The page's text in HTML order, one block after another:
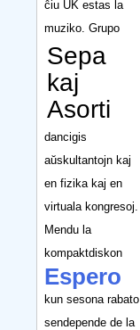
ĉiu UK estas la
muziko. Grupo
Sepa
kaj
Asorti
dancigis
aŭskultantojn kaj
en fizika kaj en
virtuala kongresoj.
Mendu la
kompaktdiskon
Espero
kun sesona rabato
sendepende de la